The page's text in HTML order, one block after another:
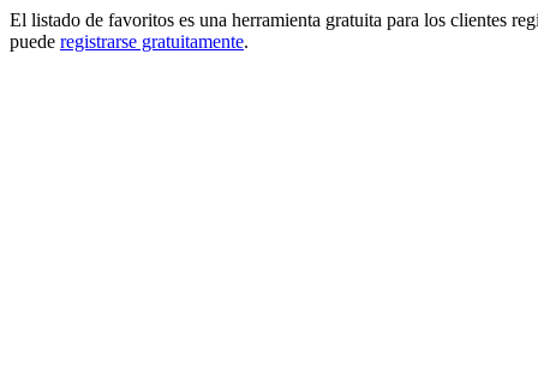
El listado de favoritos es una herramienta gratuita para los clientes
puede registrarse gratuitamente.